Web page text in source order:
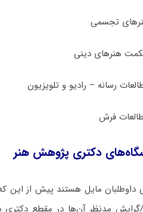
دکتری ﭘﮋوﻫﺶ ﻫﻨﺮ
داوطلبان مایل هستند پیش از این
گرایش مدنظر آن‌ها در مقطع دکتری